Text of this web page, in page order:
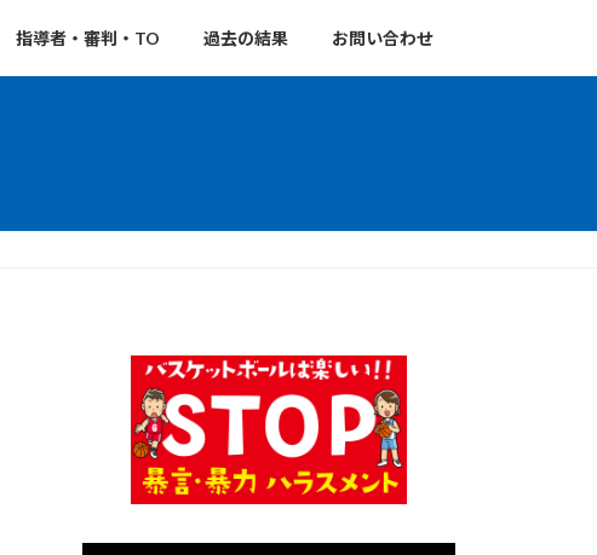
指導者・審判・TO 過去の結果 お問い合わせ